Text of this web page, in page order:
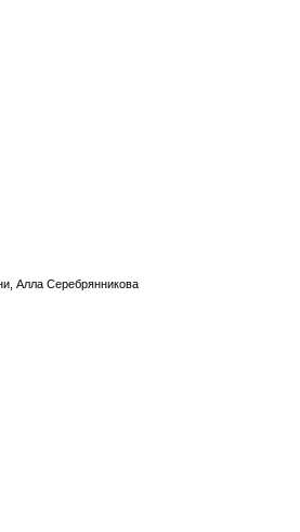
Алла Серебрянникова